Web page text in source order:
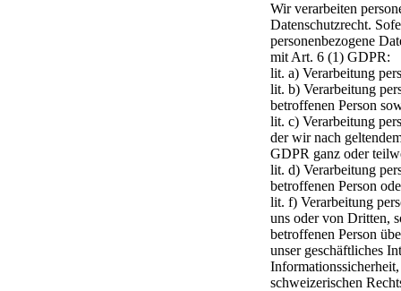
Wir verarbeiten
Datenschutzrecht.
personenbezogene
mit Art. 6 (1) GDPR:
lit. a) Verarbeitung
lit. b) Verarbeitung
betroffenen Person
lit. c) Verarbeitung
der wir nach
GDPR ganz oder
lit. d) Verarbeitung
betroffenen Person
lit. f) Verarbeitung
uns oder von Dritten,
betroffenen Person
unser geschäftliches
schweizerischen